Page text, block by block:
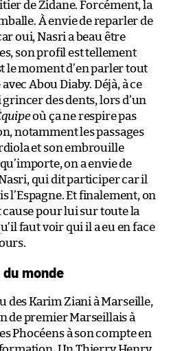
de Zidane. Forcément, la
À envie de reparler de
oui, Nasri a beau être
son profil est tellement
le moment d’en parler tout
Abou Diaby. Déjà, à ce
des dents, lors d’un
où ça ne respire pas
notamment les passages
et son embrouille
on a envie de
qui dit participer car il
l’Espagne. Et finalement, on
pour lui sur toute la
faut voir qui il a eu en face
monde
des Karim Ziani à Marseille,
de premier Marseillais à
Phocéens à son compte en